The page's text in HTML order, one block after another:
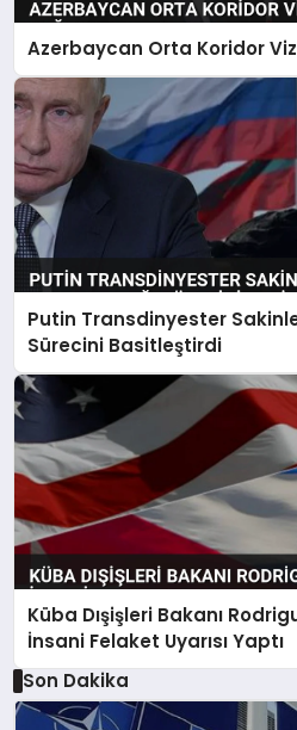
Azerbaycan Orta Koridor
Putin Transdinyester
Sürecini Basitleştirdi
Küba Dışişleri Bakanı
İnsani Felaket Uyarısı Yaptı
Son Dakika